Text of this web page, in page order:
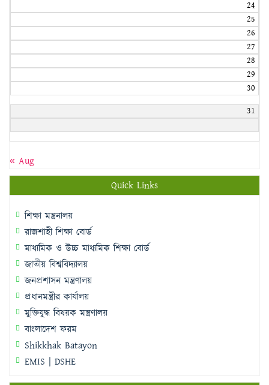
24
25
26
27
28
29
30
31
« Aug
Quick Links
শিক্ষা মন্ত্রনালয়
রাজশাহী শিক্ষা বোর্ড
মাধ্যমিক ও উচ্চ মাধ্যমিক শিক্ষা বোর্ড
জাতীয় বিশ্ববিদ্যালয়
জনপ্রশাসন মন্ত্রণালয়
প্রধানমন্ত্রীর কার্যালয়
মুক্তিযুদ্ধ বিষয়ক মন্ত্রণালয়
বাংলাদেশ ফরম
Shikkhak Batayon
EMIS | DSHE